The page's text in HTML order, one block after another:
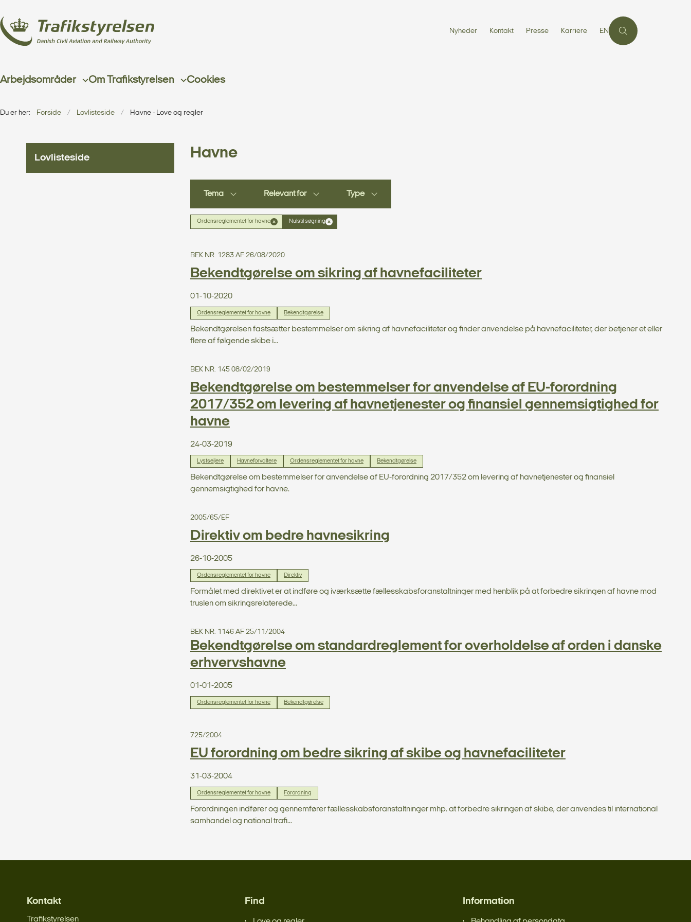
Nyheder Kontakt Presse Karriere EN
Arbejdsområder Om Trafikstyrelsen Cookies
Du er her: Forside Lovlisteside Havne - Love og regler
Lovlisteside Havne
Tema Relevant for Type
Ordensreglementet for havne Nulstil søgning
BEK NR. 1283 AF 26/08/2020
Bekendtgørelse om sikring af havnefaciliteter
01-10-2020
Ordensreglementet for havne Bekendtgørelse
Bekendtgørelsen fastsætter bestemmelser om sikring af havnefaciliteter og finder anvendelse på havnefaciliteter, der betjener et eller
flere af følgende skibe i...
BEK NR. 145 08/02/2019
Bekendtgørelse om bestemmelser for anvendelse af EU-forordning
2017/352 om levering af havnetjenester og finansiel gennemsigtighed for
havne
24-03-2019
Lystsejlere Havneforvaltere Ordensreglementet for havne Bekendtgørelse
Bekendtgørelse om bestemmelser for anvendelse af EU-forordning 2017/352 om levering af havnetjenester og finansiel
gennemsigtighed for havne.
2005/65/EF
Direktiv om bedre havnesikring
26-10-2005
Ordensreglementet for havne Direktiv
Formålet med direktivet er at indføre og iværksætte fællesskabsforanstaltninger med henblik på at forbedre sikringen af havne mod
truslen om sikringsrelaterede...
BEK NR. 1146 AF 25/11/2004
Bekendtgørelse om standardreglement for overholdelse af orden i danske
erhvervshavne
01-01-2005
Ordensreglementet for havne Bekendtgørelse
725/2004
EU forordning om bedre sikring af skibe og havnefaciliteter
31-03-2004
Ordensreglementet for havne Forordning
Forordningen indfører og gennemfører fællesskabsforanstaltninger mhp. at forbedre sikringen af skibe, der anvendes til international
samhandel og national trafi...
Kontakt
Trafikstyrelsen
Find Information